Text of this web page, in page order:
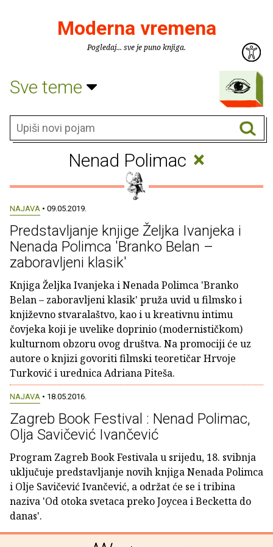
Moderna vremena
Pogledaj... sve je puno knjiga.
Sve teme
Nenad Polimac ×
NAJAVA • 09.05.2019.
Predstavljanje knjige Željka Ivanjeka i
Nenada Polimca 'Branko Belan –
zaboravljeni klasik'
Knjiga Željka Ivanjeka i Nenada Polimca 'Branko
Belan – zaboravljeni klasik' pruža uvid u filmsko i
književno stvaralaštvo, kao i u kreativnu intimu
čovjeka koji je uvelike doprinio (modernističkom)
kulturnom obzoru ovog društva. Na promociji će uz
autore o knjizi govoriti filmski teoretičar Hrvoje
Turković i urednica Adriana Piteša.
NAJAVA • 18.05.2016.
Zagreb Book Festival : Nenad Polimac,
Olja Savičević Ivančević
Program Zagreb Book Festivala u srijedu, 18. svibnja
uključuje predstavljanje novih knjiga Nenada Polimca
i Olje Savičević Ivančević, a održat će se i tribina
naziva 'Od otoka svetaca preko Joycea i Becketta do
danas'.